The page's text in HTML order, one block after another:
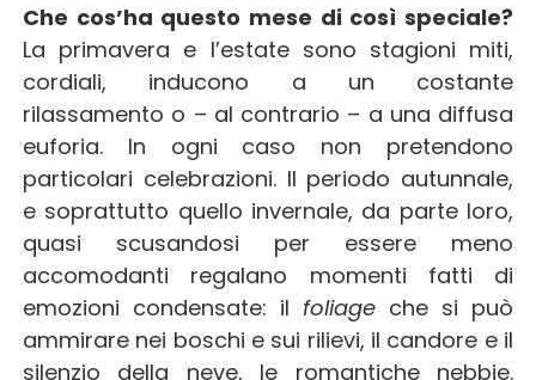
Che cos’ha questo mese di così speciale?
La primavera e l’estate sono stagioni miti,
cordiali, inducono a un costante
rilassamento o – al contrario – a una diffusa
euforia. In ogni caso non pretendono
particolari celebrazioni. Il periodo autunnale,
e soprattutto quello invernale, da parte loro,
quasi scusandosi per essere meno
accomodanti regalano momenti fatti di
emozioni condensate: il foliage che si può
ammirare nei boschi e sui rilievi, il candore e il
silenzio della neve, le romantiche nebbie.